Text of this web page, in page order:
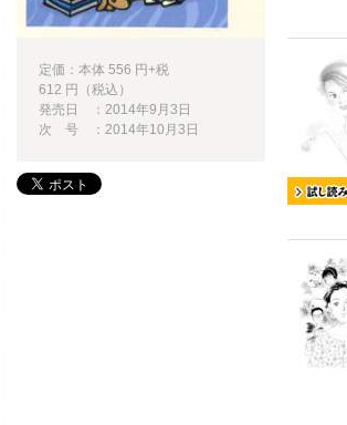
定価：本体 556 円+税
612 円（税込）
発売日 ：2014年9月3日
次 号 ：2014年10月3日